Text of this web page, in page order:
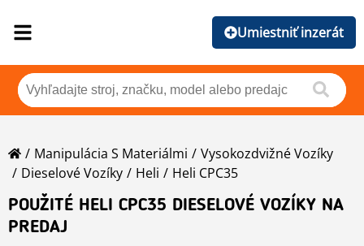
Umiestniť inzerát
Manipulácia S Materiálmi
Vysokozdvižné Vozíky
Dieselové Vozíky
Heli
Heli CPC35
POUŽITÉ HELI CPC35 DIESELOVÉ VOZÍKY NA
PREDAJ